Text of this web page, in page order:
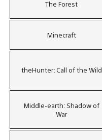
The Forest
Minecraft
theHunter: Call of the Wild
Middle-earth: Shadow of
War